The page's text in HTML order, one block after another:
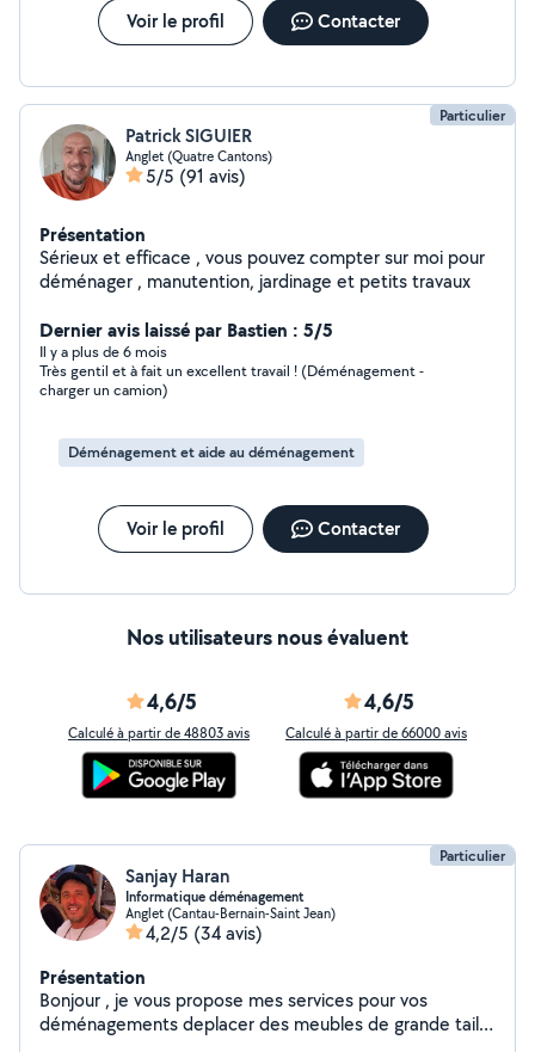
Voir le profil Contacter
Particulier
Patrick SIGUIER
Anglet (Quatre Cantons)
5/5 (91 avis)
Présentation
Sérieux et efficace , vous pouvez compter sur moi pour
déménager , manutention, jardinage et petits travaux
Dernier avis laissé par Bastien : 5/5
Il y a plus de 6 mois
Très gentil et à fait un excellent travail ! (Déménagement -
charger un camion)
Déménagement et aide au déménagement
Voir le profil Contacter
Nos utilisateurs nous évaluent
4,6/5
Calculé à partir de 48803 avis
4,6/5
Calculé à partir de 66000 avis
Particulier
Sanjay Haran
Informatique déménagement
Anglet (Cantau-Bernain-Saint Jean)
4,2/5 (34 avis)
Présentation
Bonjour , je vous propose mes services pour vos
déménagements deplacer des meubles de grande taille